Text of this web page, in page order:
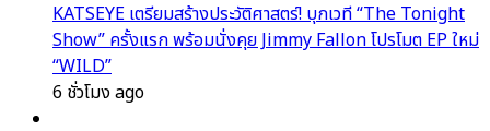
KATSEYE เตรียมสร้างประวัติศาสตร์! บุกเวที “The Tonight
Show” ครั้งแรก พร้อมนั่งคุย Jimmy Fallon โปรโมต EP ใหม่
“WILD”
6 ชั่วโมง ago